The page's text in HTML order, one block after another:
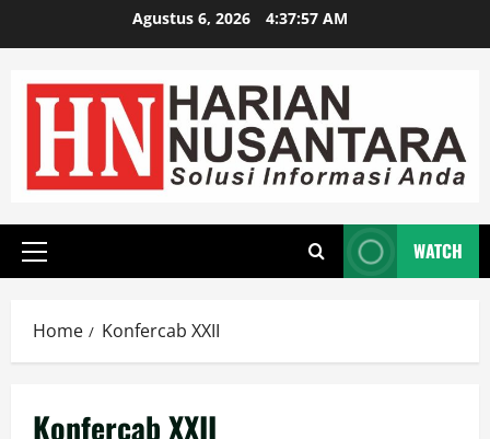
Agustus 6, 2026 4:37:57 AM
WATCH
Home Konfercab XXII
Konfercab XXII